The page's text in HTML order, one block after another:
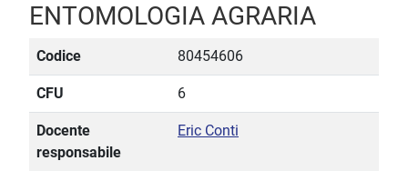
ENTOMOLOGIA AGRARIA
Codice 80454606
CFU 6
Docente
responsabile
Eric Conti